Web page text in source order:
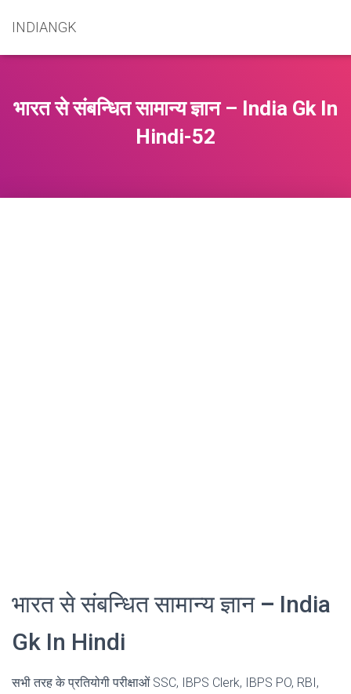
INDIANGK
भारत से संबन्धित सामान्य ज्ञान – India Gk In
Hindi-52
भारत से संबन्धित सामान्य ज्ञान – India
Gk In Hindi
सभी तरह के प्रतियोगी परीक्षाओं SSC, IBPS Clerk, IBPS PO, RBI,